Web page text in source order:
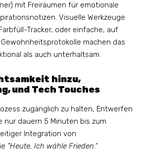
mit Freiräumen für emotionale
Visuelle Werkzeuge
Tracker, oder einfache, auf
machen das
als auch unterhaltsam.
hinzu,
und Tech Touches
zugänglich zu halten, Entwerfen
nur dauern 5 Minuten bis zum
Integration von
"Heute, Ich wähle Frieden.“